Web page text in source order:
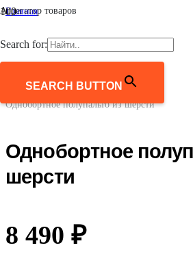
Агрегатор товаров
Search for:
SEARCH BUTTON
Главная
/
Пальто
Однобортное полупальто из шерсти
Однобортное
шерсти
8 490 ₽